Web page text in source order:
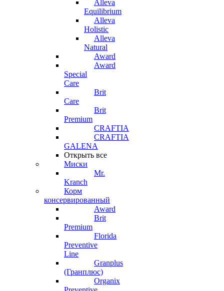
Alleva
Equilibrium
Alleva
Holistic
Alleva
Natural
Award
Award
Special
Care
Brit
Care
Brit
Premium
CRAFTIA
CRAFTIA
GALENA
Открыть все
Миски
Mr.
Kranch
Корм
консервированный
Award
Brit
Premium
Florida
Preventive
Line
Granplus
(Гранплюс)
Organix